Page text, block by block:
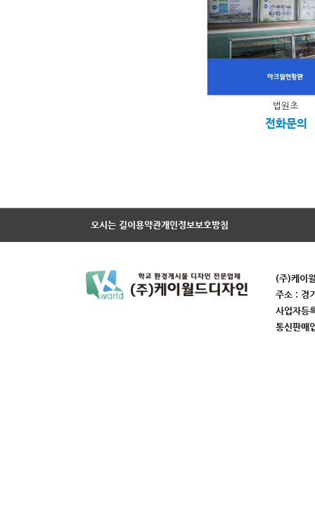
법원초
전화문의
오시는 길이용약관개인정보보호방침
(주)케이
주소 : 경
사업자
통신판매